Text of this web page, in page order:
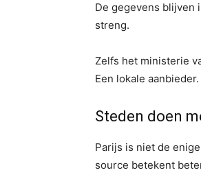
De gegevens blijven
streng.
Zelfs het ministerie
Een lokale
Steden doen
Parijs is niet de
source betekent